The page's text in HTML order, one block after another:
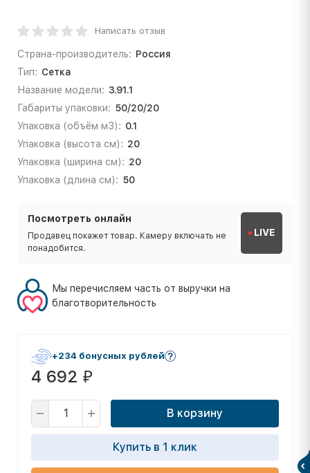
Написать отзыв
Страна-производитель: Россия
Тип: Сетка
Название модели: 3.91.1
Габариты упаковки: 50/20/20
Упаковка (объём м3): 0.1
Упаковка (высота см): 20
Упаковка (ширина см): 20
Упаковка (длина см): 50
Посмотреть онлайн
Продавец покажет товар. Камеру включать не
понадобится.
LIVE
Мы перечисляем часть от выручки на
благотворительность
+234 бонусных рублей
4 692 ₽
В корзину
Купить в 1 клик